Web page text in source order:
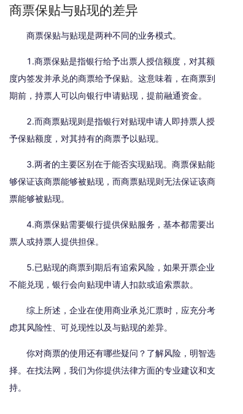
商票保贴与贴现的差异
商票保贴与贴现是两种不同的业务模式。
1.商票保贴是指银行给予出票人授信额度，对其额
度内签发并承兑的商票给予保贴。这意味着，在商票到
期前，持票人可以向银行申请贴现，提前融通资金。
2.而商票贴现则是指银行对贴现申请人即持票人授
予保贴额度，对其持有的商票予以贴现。
3.两者的主要区别在于能否实现贴现。商票保贴能
够保证该商票能够被贴现，而商票贴现则无法保证该商
票能够被贴现。
4.商票保贴需要银行提供保贴服务，基本都需要出
票人或持票人提供担保。
5.已贴现的商票到期后有追索风险，如果开票企业
不能兑现，银行会向贴现申请人扣款或追索票款。
综上所述，企业在使用商业承兑汇票时，应充分考
虑其风险性、可兑现性以及与贴现的差异。
你对商票的使用还有哪些疑问？了解风险，明智选
择。在找法网，我们为你提供法律方面的专业建议和支
持。